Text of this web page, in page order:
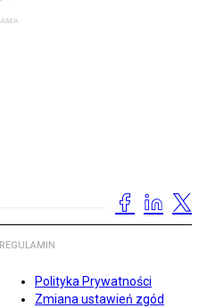
REGULAMIN
Polityka Prywatności
Zmiana ustawień zgód